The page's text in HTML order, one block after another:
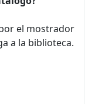
el mostrador
a la biblioteca.